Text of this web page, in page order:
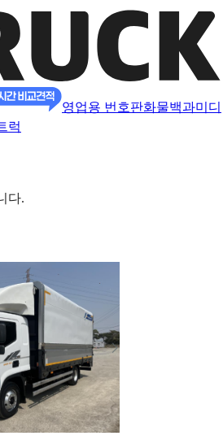
영업용 번호판화물백과미디
럭
다.